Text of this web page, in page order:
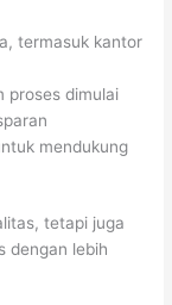
termasuk kantor
proses dimulai
mendukung
tetapi juga
dengan lebih